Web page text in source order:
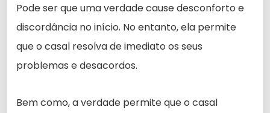
Pode ser que uma verdade cause desconforto e
discordância no início. No entanto, ela permite
que o casal resolva de imediato os seus
problemas e desacordos.
Bem como, a verdade permite que o casal